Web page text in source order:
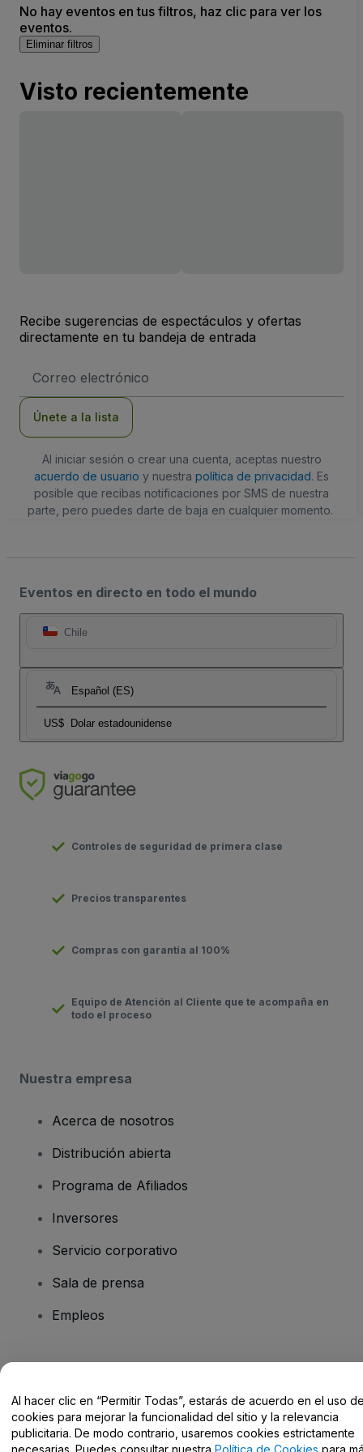
No hay eventos en tus filtros, haz clic para ver los
eventos.
Eliminar filtros
Visto recientemente
Recibe sugerencias de espectáculos y ofertas
directamente en tu bandeja de entrada
de
Únete a la lista
Al iniciar sesión o crear una cuenta, aceptas nuestro
acuerdo de usuario y nuestra política de privacidad. Es
posible que recibas notificaciones por SMS de nuestra
parte, pero puedes darte de baja en cualquier momento.
Eventos en directo en todo el mundo
Chile
Español (ES)
US$ Dolar estadounidense
Controles de seguridad de primera clase
Precios transparentes
Compras con garantía al 100%
Equipo de Atención al Cliente que te acompaña en
todo el proceso
Nuestra empresa
Acerca de nosotros
Distribución abierta
Programa de Afiliados
Inversores
Servicio corporativo
Sala de prensa
Empleos
Centro de Ayuda / Contacto
Al hacer clic en “Permitir Todas”, estarás de acuerdo en el uso
cookies para mejorar la funcionalidad del sitio y la relevancia
publicitaria. De modo contrario, usaremos cookies estrictamente
necesarias. Puedes consultar nuestra Política de Cookies para